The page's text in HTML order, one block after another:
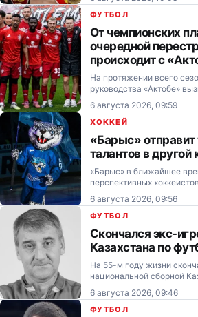
получил титульный бой.
ФУТБОЛ
От чемпионских
очередной
происходит с
На протяжении всего
руководства «Актобе»
вопросов, а обещанная
сменилась очередной
перестройкой состава.
6 августа 2026, 09:59
ХОККЕЙ
«Барыс» отправит
талантов в другой
«Барыс» в ближайшее
перспективных
Корчагина, Александра
Двуреченского — в
6 августа 2026, 09:56
ФУТБОЛ
Скончался экс-
Казахстана по
На 55-м году жизни
национальной сборной
футзалу Александр Лисин.
6 августа 2026, 09:46
ФУТБОЛ